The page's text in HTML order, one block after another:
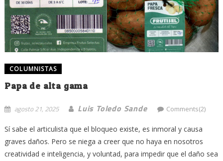
COLUMNISTAS
Papa de alta gama
agosto 21, 2025 Luis Toledo Sande Comments(2)
Sí sabe el articulista que el bloqueo existe, es inmoral y causa
graves daños. Pero se niega a creer que no haya en nosotros
creatividad e inteligencia, y voluntad, para impedir que el daño sea